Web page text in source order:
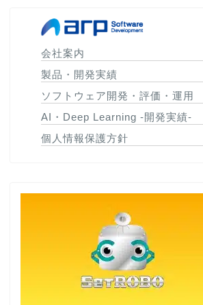
会社案内
製品・開発実績
ソフトウェア開発・評価・運用
AI・Deep Learning -開発実績-
個人情報保護方針